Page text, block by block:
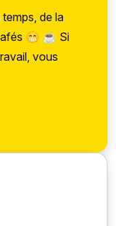
de la
😁 ☕ Si
vous